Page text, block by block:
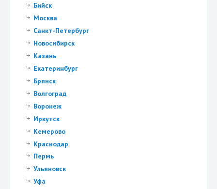
Бийск
Москва
Санкт-Петербург
Новосибирск
Казань
Екатеринбург
Брянск
Волгоград
Воронеж
Иркутск
Кемерово
Краснодар
Пермь
Ульяновск
Уфа